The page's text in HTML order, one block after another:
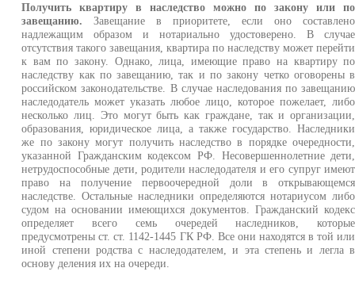
Получить квартиру в наследство можно по закону или по
завещанию. Завещание в приоритете, если оно составлено
надлежащим образом и нотариально удостоверено. В случае
отсутствия такого завещания, квартира по наследству может перейти
к вам по закону. Однако, лица, имеющие право на квартиру по
наследству как по завещанию, так и по закону четко оговорены в
российском законодательстве. В случае наследования по завещанию
наследодатель может указать любое лицо, которое пожелает, либо
несколько лиц. Это могут быть как граждане, так и организации,
образования, юридическое лица, а также государство. Наследники
же по закону могут получить наследство в порядке очередности,
указанной Гражданским кодексом РФ. Несовершеннолетние дети,
нетрудоспособные дети, родители наследодателя и его супруг имеют
право на получение первоочередной доли в открывающемся
наследстве. Остальные наследники определяются нотариусом либо
судом на основании имеющихся документов. Гражданский кодекс
определяет всего семь очередей наследников, которые
предусмотрены ст. ст. 1142-1445 ГК РФ. Все они находятся в той или
иной степени родства с наследодателем, и эта степень и легла в
основу деления их на очереди.